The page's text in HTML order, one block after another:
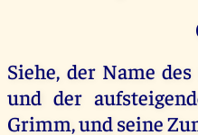
Siehe, der Name des
und der
Grimm,und seine